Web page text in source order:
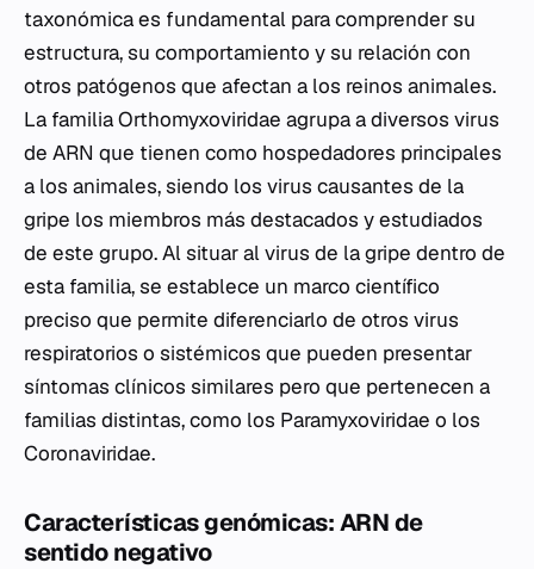
taxonómica es fundamental para comprender su
estructura, su comportamiento y su relación con
otros patógenos que afectan a los reinos animales.
La familiaOrthomyxoviridae agrupa a diversos virus
de ARN que tienen como hospedadores principales
a los animales, siendo los virus causantes de la
gripe los miembros más destacados y estudiados
de este grupo. Al situar al virus de la gripe dentro de
esta familia, se establece un marco científico
preciso que permite diferenciarlo de otros virus
respiratorios o sistémicos que pueden presentar
síntomas clínicos similares pero que pertenecen a
familias distintas, como los Paramyxoviridae o los
Coronaviridae.
Características genómicas: ARN de
sentido negativo